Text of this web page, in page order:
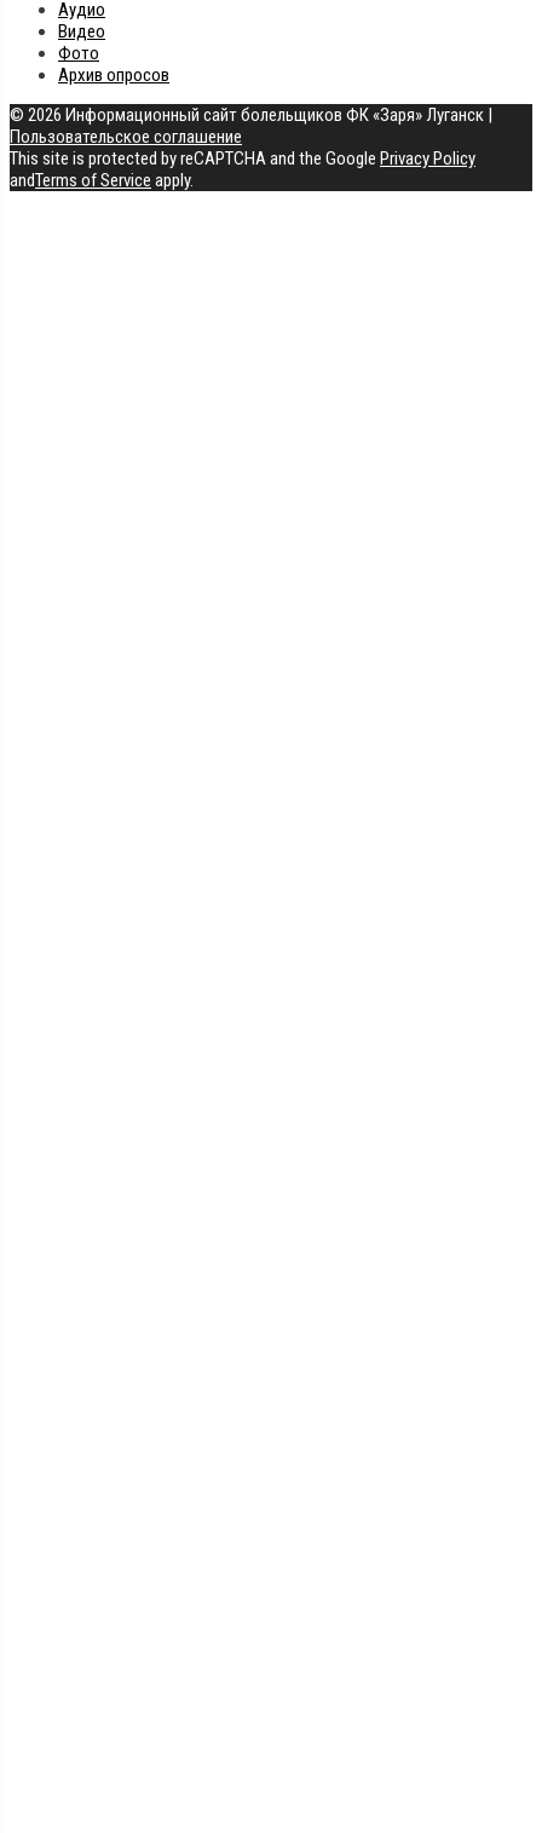
Аудио
Видео
Фото
Архив опросов
© 2026 Информационный сайт болельщиков ФК «Заря» Луганск |
Пользовательское соглашение
This site is protected by reCAPTCHA and the Google Privacy Policy
andTerms of Service apply.